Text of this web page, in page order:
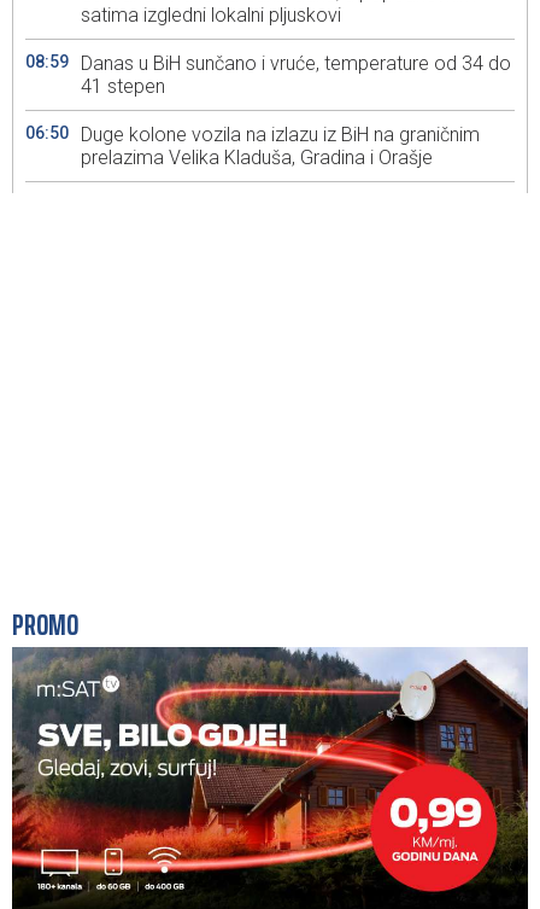
satima izgledni lokalni pljuskovi
08:59
Danas u BiH sunčano i vruće, temperature od 34 do
41 stepen
06:50
Duge kolone vozila na izlazu iz BiH na graničnim
prelazima Velika Kladuša, Gradina i Orašje
PROMO